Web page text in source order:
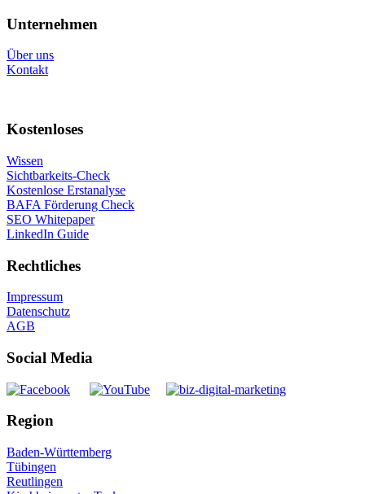
Unternehmen
Über uns
Kontakt
Kostenloses
Wissen
Sichtbarkeits-Check
Kostenlose Erstanalyse
BAFA Förderung Check
SEO Whitepaper
LinkedIn Guide
Rechtliches
Impressum
Datenschutz
AGB
Social Media
Region
Baden-Württemberg
Tübingen
Reutlingen